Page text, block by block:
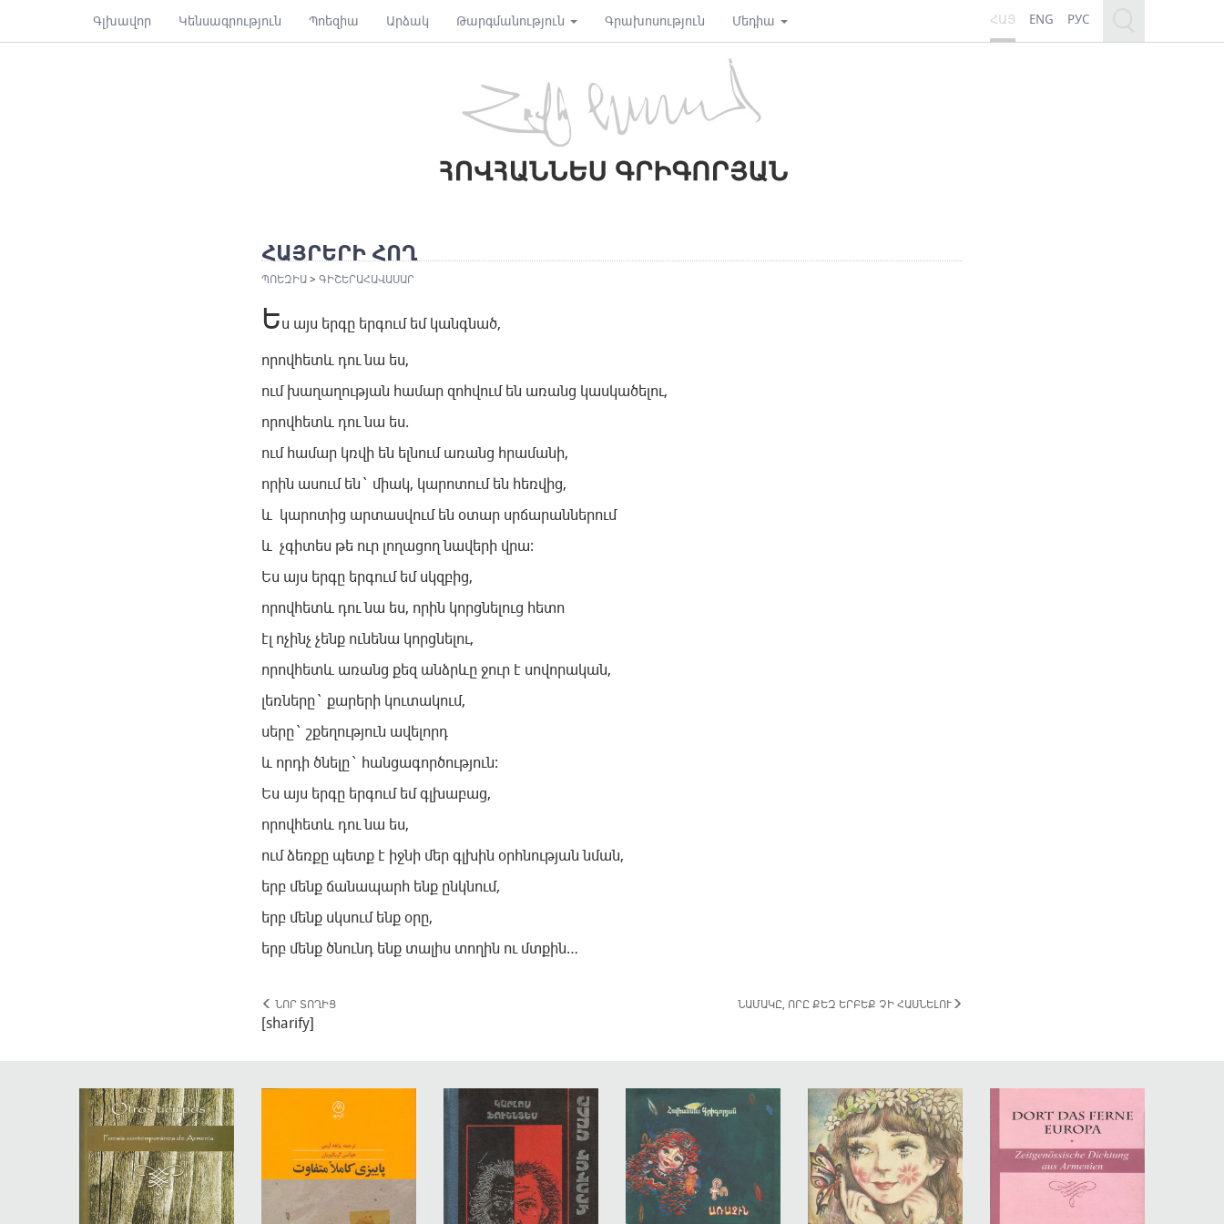
Գլխավոր Կենսագրություն Պոեզիա Արձակ Թարգմանություն Գրախոսություն Մեդիա ՀԱՅ ENG РУС
ՀԱՅՐԵՐԻ ՀՈՂ
ՊՈԵԶԻԱ> ԳԻՇԵՐԱՀԱՎԱՍԱՐ
Ես այս երգը երգում եմ կանգնած,
որովհետև դու նա ես,
ում խաղաղության համար զոհվում են առանց կասկածելու,
որովհետև դու նա ես.
ում համար կռվի են ելնում առանց հրամանի,
որին ասում են` միակ, կարոտում են հեռվից,
և կարոտից արտասվում են օտար սրճարաններում
և չգիտես թե ուր լողացող նավերի վրա:
Ես այս երգը երգում եմ սկզբից,
որովհետև դու նա ես, որին կորցնելուց հետո
էլ ոչինչ չենք ունենա կորցնելու,
որովհետև առանց քեզ անձրևը ջուր է սովորական,
լեռները` քարերի կուտակում,
սերը` շքեղություն ավելորդ
և որդի ծնելը` հանցագործություն:
Ես այս երգը երգում եմ գլխաբաց,
որովհետև դու նա ես,
ում ձեռքը պետք է իջնի մեր գլխին օրհնության նման,
երբ մենք ճանապարհ ենք ընկնում,
երբ մենք սկսում ենք օրը,
երբ մենք ծնունդ ենք տալիս տողին ու մտքին…
ՆՈՐ ՏՈՂԻՑ ՆԱՄԱԿԸ, ՈՐԸ ՔԵԶ ԵՐԲԵՔ ՉԻ ՀԱՍՆԵԼՈՒ
[sharify]